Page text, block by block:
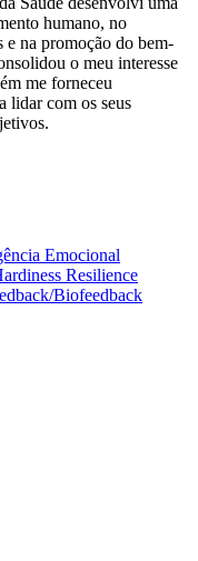
humano, no
e na promoção do bem-
o meu interesse
me forneceu
lidar com os seus
Emocional
Resilience
Biofeedback